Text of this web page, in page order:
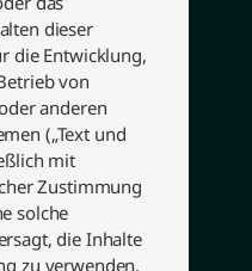
dieser
die Entwicklung,
von
anderen
(„Text und
mit
Zustimmung
solche
die Inhalte
zu verwenden.